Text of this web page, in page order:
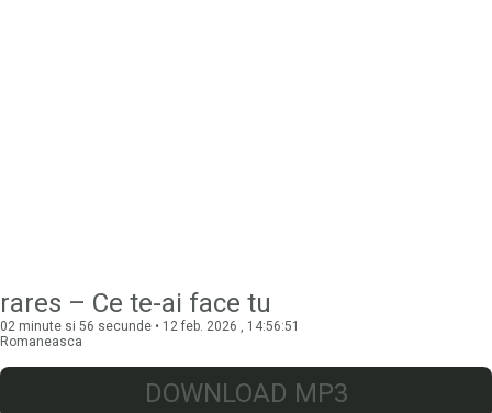
rares – Ce te-ai face tu
02 minute si 56 secunde • 12 feb. 2026 , 14:56:51
Romaneasca
DOWNLOAD MP3